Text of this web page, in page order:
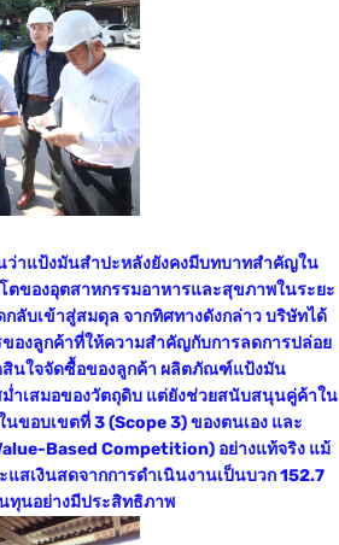
ว่าแป้งมันสำปะหลังยังคงมีบทบาทสำคัญใน
ของอุตสาหกรรมอาหารและสุขภาพในระยะ
ลับเข้าสู่สมดุล จากทิศทางดังกล่าว บริษัทได้
งลูกค้าที่ให้ความสำคัญกับการลดการปล่อย
สินใจจัดซื้อของลูกค้า ผลิตภัณฑ์แป้งมัน
ำเสมอของวัตถุดิบ แต่ยังช่วยสนับสนุนคู่ค้าใน
ขอบเขตที่ 3 (Scope 3) ของตนเอง และ
Based Competition) อย่างแท้จริง แม้
สเงินสดจากการดำเนินงานเป็นบวก 152.7
ทุนอย่างมีประสิทธิภาพ